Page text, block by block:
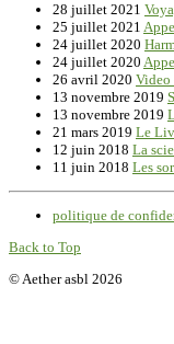
28 juillet 2021
25 juillet 2021
24 juillet 2020
24 juillet 2020
26 avril 2020 Video
13 novembre 2019
13 novembre 2019
21 mars 2019 Le
12 juin 2018 La
11 juin 2018 Les
politique de
Back to Top
© Aether asbl 2026